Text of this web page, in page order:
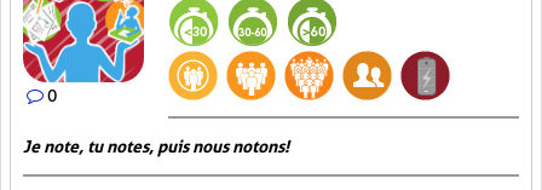
0
Je note, tu notes, puis nous notons!